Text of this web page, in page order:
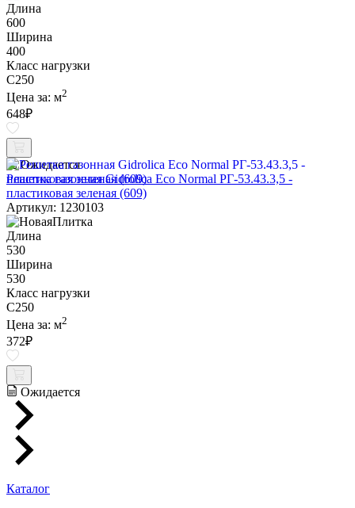
Длина
600
Ширина
400
Класс нагрузки
C250
Цена за: м2
648₽
Ожидается
Решетка газонная Gidrolica Eco Normal РГ-53.43.3,5 -
пластиковая зеленая (609)
Артикул: 1230103
Длина
530
Ширина
530
Класс нагрузки
C250
Цена за: м2
372₽
Ожидается
Каталог